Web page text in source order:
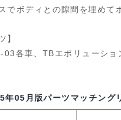
s
y
i a
e
t
でボディとの隙間を埋めて
】
各車、TBエボリューショ
年05月版パーツマッチング